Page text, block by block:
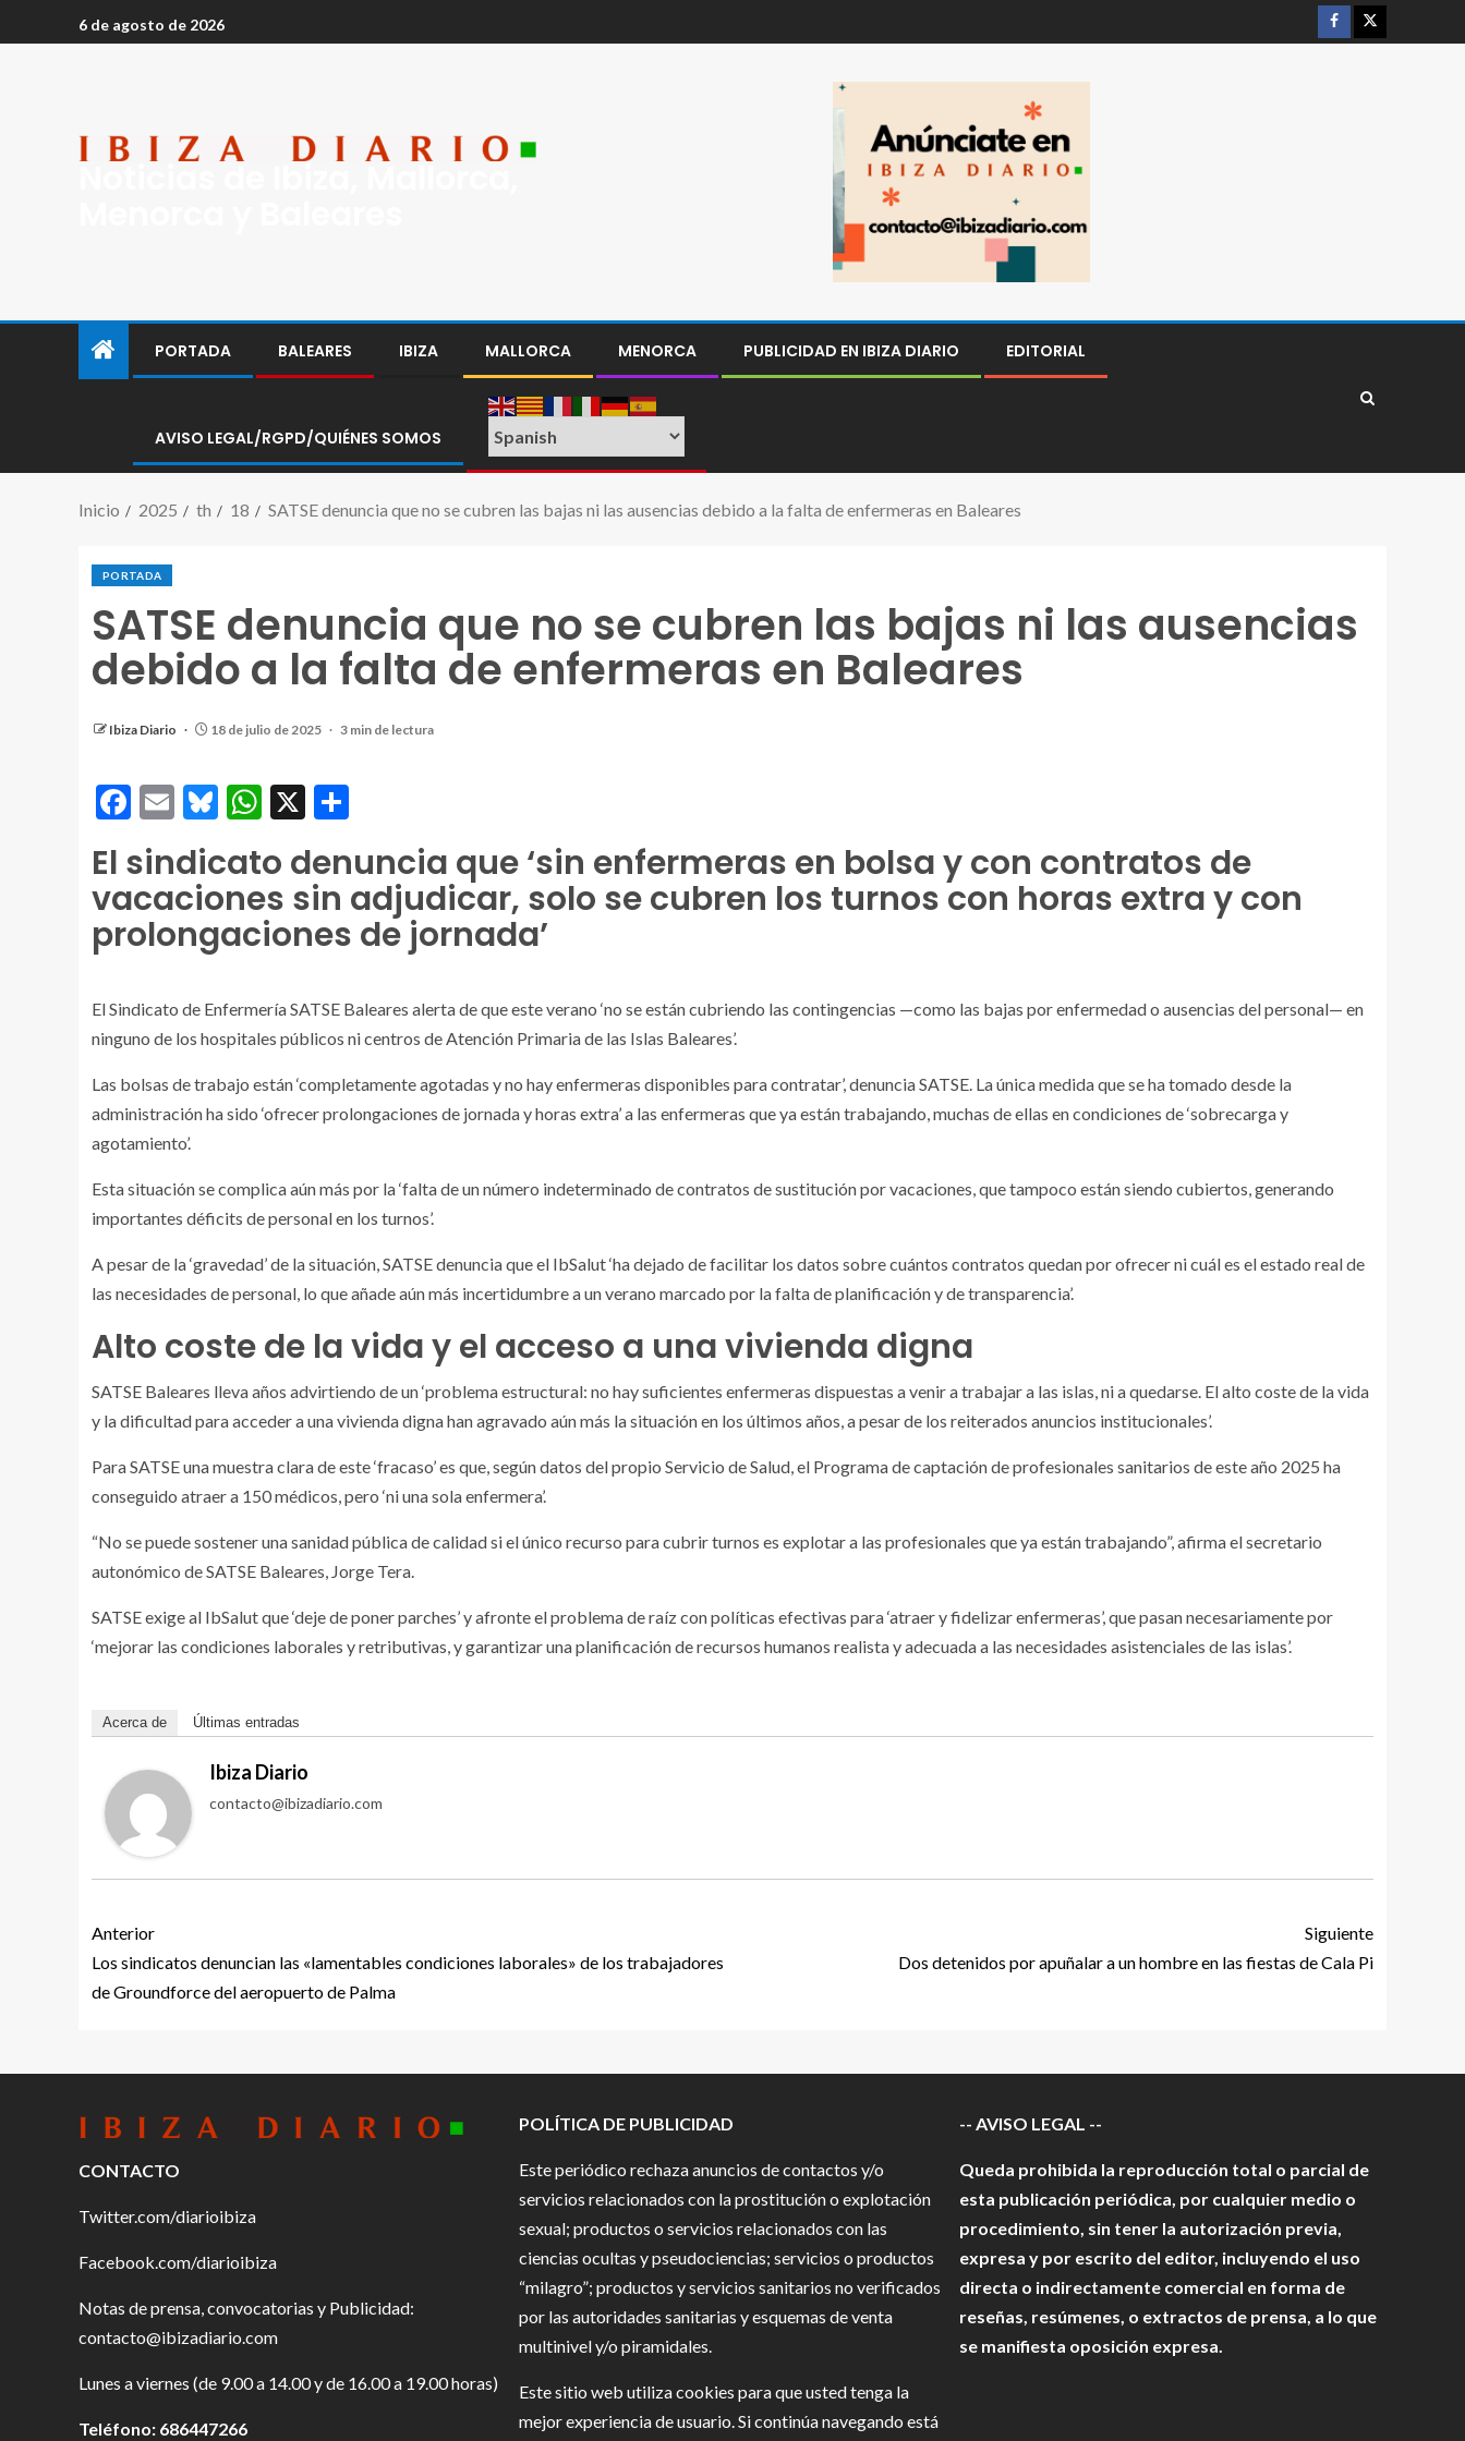
6 de agosto de 2026
PORTADA BALEARES IBIZA MALLORCA MENORCA PUBLICIDAD EN IBIZA DIARIO EDITORIAL
AVISO LEGAL/RGPD/QUIÉNES SOMOS
Inicio 2025 th 18 SATSE denuncia que no se cubren las bajas ni las ausencias debido a la falta de enfermeras en Baleares
PORTADA
SATSE denuncia que no se cubren las bajas ni las ausencias
debido a la falta de enfermeras en Baleares
Ibiza Diario 18 de julio de 2025 3 min de lectura
Facebook
EmailBluesky
WhatsApp
X
El sindicato denuncia que ‘sin enfermeras en bolsa y con contratos de
vacaciones sin adjudicar, solo se cubren los turnos con horas extra y con
prolongaciones de jornada’
El Sindicato de Enfermería SATSE Baleares alerta de que este verano ‘no se están cubriendo las contingencias —como las bajas por enfermedad o ausencias del personal— en
ninguno de los hospitales públicos ni centros de Atención Primaria de las Islas Baleares’.
Las bolsas de trabajo están ‘completamente agotadas y no hay enfermeras disponibles para contratar’, denuncia SATSE. La única medida que se ha tomado desde la
administración ha sido ‘ofrecer prolongaciones de jornada y horas extra’ a las enfermeras que ya están trabajando, muchas de ellas en condiciones de ‘sobrecarga y
agotamiento’.
Esta situación se complica aún más por la ‘falta de un número indeterminado de contratos de sustitución por vacaciones, que tampoco están siendo cubiertos, generando
importantes déficits de personal en los turnos’.
A pesar de la ‘gravedad’ de la situación, SATSE denuncia que el IbSalut ‘ha dejado de facilitar los datos sobre cuántos contratos quedan por ofrecer ni cuál es el estado real de
las necesidades de personal, lo que añade aún más incertidumbre a un verano marcado por la falta de planificación y de transparencia’.
Alto coste de la vida y el acceso a una vivienda digna
SATSE Baleares lleva años advirtiendo de un ‘problema estructural: no hay suficientes enfermeras dispuestas a venir a trabajar a las islas, ni a quedarse. El alto coste de la vida
y la dificultad para acceder a una vivienda digna han agravado aún más la situación en los últimos años, a pesar de los reiterados anuncios institucionales’.
Para SATSE una muestra clara de este ‘fracaso’ es que, según datos del propio Servicio de Salud, el Programa de captación de profesionales sanitarios de este año 2025 ha
conseguido atraer a 150 médicos, pero ‘ni una sola enfermera’.
“No se puede sostener una sanidad pública de calidad si el único recurso para cubrir turnos es explotar a las profesionales que ya están trabajando”, afirma el secretario
autonómico de SATSE Baleares, Jorge Tera.
SATSE exige al IbSalut que ‘deje de poner parches’ y afronte el problema de raíz con políticas efectivas para ‘atraer y fidelizar enfermeras’, que pasan necesariamente por
‘mejorar las condiciones laborales y retributivas, y garantizar una planificación de recursos humanos realista y adecuada a las necesidades asistenciales de las islas’.
Acerca de Últimas entradas
Ibiza Diario
contacto@ibizadiario.com
Anterior
Los sindicatos denuncian las «lamentables condiciones laborales» de los trabajadores
de Groundforce del aeropuerto de Palma
Siguiente
Dos detenidos por apuñalar a un hombre en las fiestas de Cala Pi
CONTACTO
Twitter.com/diarioibiza
Facebook.com/diarioibiza
Notas de prensa, convocatorias y Publicidad:
contacto@ibizadiario.com
Lunes a viernes (de 9.00 a 14.00 y de 16.00 a 19.00 horas)
Teléfono: 686447266
POLÍTICA DE PUBLICIDAD
Este periódico rechaza anuncios de contactos y/o
servicios relacionados con la prostitución o explotación
sexual; productos o servicios relacionados con las
ciencias ocultas y pseudociencias; servicios o productos
“milagro”; productos y servicios sanitarios no verificados
por las autoridades sanitarias y esquemas de venta
multinivel y/o piramidales.
Este sitio web utiliza cookies para que usted tenga la
mejor experiencia de usuario. Si continúa navegando está
-- AVISO LEGAL --
Queda prohibida la reproducción total o parcial de
esta publicación periódica, por cualquier medio o
procedimiento, sin tener la autorización previa,
expresa y por escrito del editor, incluyendo el uso
directa o indirectamente comercial en forma de
reseñas, resúmenes, o extractos de prensa, a lo que
se manifiesta oposición expresa.